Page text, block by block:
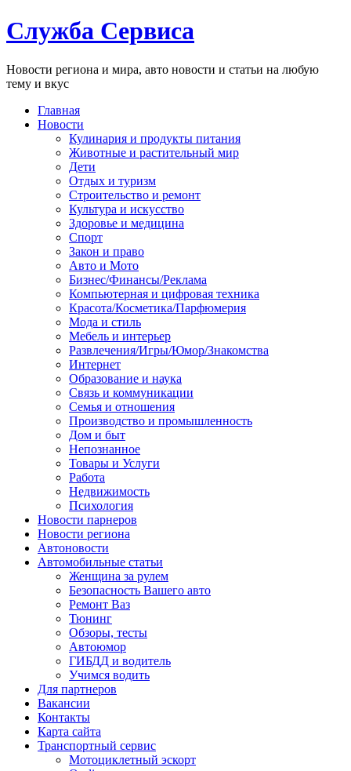
Служба Сервиса
Новости региона и мира, авто новости и статьи на любую
тему и вкус
Главная
Новости
Кулинария и продукты питания
Животные и растительный мир
Дети
Отдых и туризм
Строительство и ремонт
Культура и искусство
Здоровье и медицина
Спорт
Закон и право
Авто и Мото
Бизнес/Финансы/Реклама
Компьютерная и цифровая техника
Красота/Косметика/Парфюмерия
Мода и стиль
Мебель и интерьер
Развлечения/Игры/Юмор/Знакомства
Интернет
Образование и наука
Связь и коммуникации
Семья и отношения
Производство и промышленность
Дом и быт
Непознанное
Товары и Услуги
Работа
Недвижимость
Психология
Новости парнеров
Новости региона
Автоновости
Автомобильные статьи
Женщина за рулем
Безопасность Вашего авто
Ремонт Ваз
Тюнинг
Обзоры, тесты
Автоюмор
ГИБДД и водитель
Учимся водить
Для партнеров
Вакансии
Контакты
Карта сайта
Транспортный сервис
Мотоциклетный эскорт